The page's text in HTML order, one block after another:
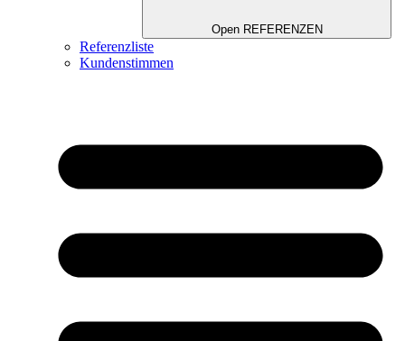
Open REFERENZEN
Referenzliste
Kundenstimmen